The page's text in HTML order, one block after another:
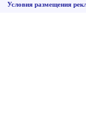
Условия размещения